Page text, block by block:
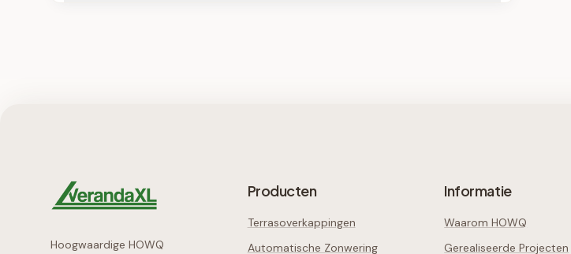
Hoogwaardige HOWQ
Producten
Terrasoverkappingen
Automatische Zonwering
Informatie
Waarom HOWQ
Gerealiseerde Projecten